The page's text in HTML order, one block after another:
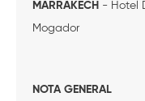
MARRAKECH - Hotel
Mogador
NOTA GENERAL